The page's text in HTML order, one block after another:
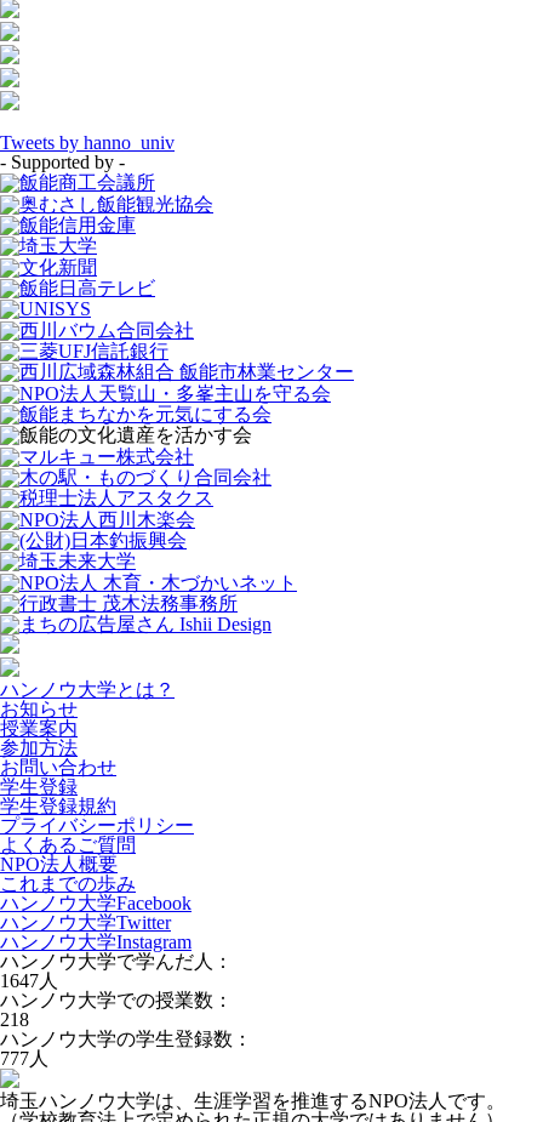
Tweets by hanno_univ
- Supported by -
ハンノウ大学とは？
お知らせ
授業案内
参加方法
お問い合わせ
学生登録
学生登録規約
プライバシーポリシー
よくあるご質問
NPO法人概要
これまでの歩み
ハンノウ大学Facebook
ハンノウ大学Twitter
ハンノウ大学Instagram
ハンノウ大学で学んだ人：
1647人
ハンノウ大学での授業数：
218
ハンノウ大学の学生登録数：
777人
埼玉ハンノウ大学は、生涯学習を推進するNPO法人です。